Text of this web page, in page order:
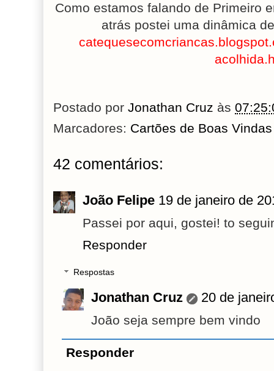
Como estamos falando de Primeiro
atrás postei uma dinâmica
Postado por Jonathan Cruz às
Marcadores: Cartões de Boas Vindas
42 comentários:
João Felipe 19 de janeiro de
Passei por aqui, gostei! to
Responder
Respostas
Jonathan Cruz 20 de
João seja sempre bem vindo
Responder